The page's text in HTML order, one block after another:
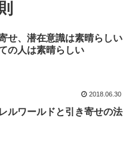
せ、潜在意識は素晴らしい
ての人は素晴らしい
2018.06.30
ルワールドと引き寄せの法